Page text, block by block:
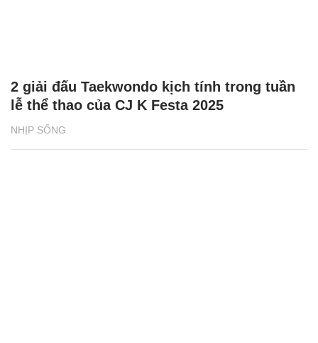
NHỊP SỐNG
2 giải đấu Taekwondo kịch tính trong tuần
lễ thể thao của CJ K Festa 2025